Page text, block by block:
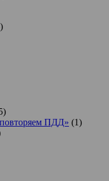
ПДД» (1)